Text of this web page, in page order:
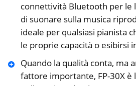
connettività Bluetooth per le
di suonare sulla musica
ideale per qualsiasi pianista
le proprie capacità o esibirsi
Quando la qualità conta, ma
fattore importante, FP-30X è